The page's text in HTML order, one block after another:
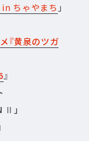
in ちゃやまち 」
『黄泉のツガ
』
Ⅱ」